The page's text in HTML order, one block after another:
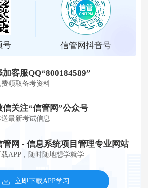
号 信管网抖音号
加客服QQ“800184589”
领取备考资料
信关注“信管网”公众号
最新考试信息
管网 - 信息系统项目管理专业网站
APP，随时随地想学就学
立即下载APP学习